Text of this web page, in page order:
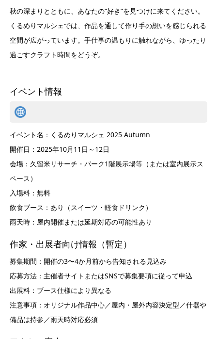
秋の深まりとともに、あなたの“好き”を見つけに来てください。
くるめりマルシェでは、作品を通して作り手の想いを感じられる
空間が広がっています。手仕事の温もりに触れながら、ゆったり
過ごすクラフト時間をどうぞ。
イベント情報
イベント名：くるめりマルシェ 2025 Autumn
開催日：2025年10月11日～12日
会場：久留米リサーチ・パーク1階展示場等（または室内展示ス
ペース）
入場料：無料
飲食ブース：あり（スイーツ・軽食ドリンク）
雨天時：屋内開催または延期対応の可能性あり
作家・出展者向け情報（暫定）
募集期間：開催の3〜4か月前から告知される見込み
応募方法：主催者サイトまたはSNSで募集要項に従って申込
出展料：ブース仕様により異なる
注意事項：オリジナル作品中心／屋内・屋外内容決定型／什器や
備品は持参／雨天時対応必須